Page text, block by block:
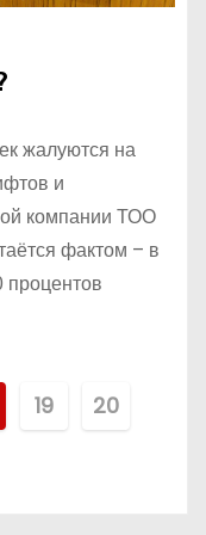
жалуются на
и
компании ТОО
фактом – в
процентов
19 20